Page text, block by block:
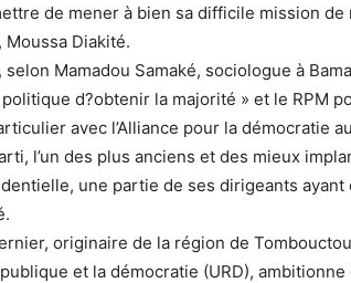
de mener à bien sa difficile mission
Moussa Diakité.
selon Mamadou Samaké, sociologue à
d?obtenir la majorité » et le RPM
avec l’Alliance pour la démocratie
l’un des plus anciens et des mieux
une partie de ses dirigeants
originaire de la région de
et la démocratie (URD),